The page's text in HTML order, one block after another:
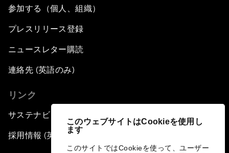
このウェブサイトはCookieを使用し
ます
このサイトではCookieを使って、ユーザー
参加する（個人、組織）
プレスリリース登録
ニュースレター購読
連絡先 (英語のみ)
リンク
サステナビリティへの取り組み
採用情報 (英語のみ)